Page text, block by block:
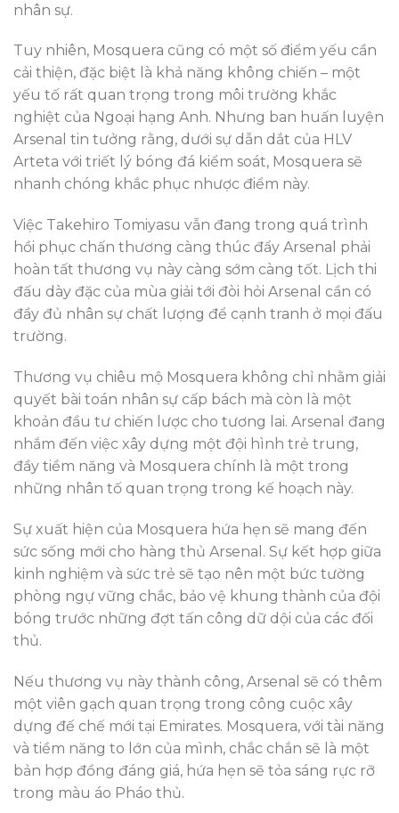
nhân sự.
Tuy nhiên, Mosquera cũng có một số điểm yếu cần
cải thiện, đặc biệt là khả năng không chiến – một
yếu tố rất quan trọng trong môi trường khắc
nghiệt của Ngoại hạng Anh. Nhưng ban huấn luyện
Arsenal tin tưởng rằng, dưới sự dẫn dắt của HLV
Arteta với triết lý bóng đá kiểm soát, Mosquera sẽ
nhanh chóng khắc phục nhược điểm này.
Việc Takehiro Tomiyasu vẫn đang trong quá trình
hồi phục chấn thương càng thúc đẩy Arsenal phải
hoàn tất thương vụ này càng sớm càng tốt. Lịch thi
đấu dày đặc của mùa giải tới đòi hỏi Arsenal cần có
đầy đủ nhân sự chất lượng để cạnh tranh ở mọi đấu
trường.
Thương vụ chiêu mộ Mosquera không chỉ nhằm giải
quyết bài toán nhân sự cấp bách mà còn là một
khoản đầu tư chiến lược cho tương lai. Arsenal đang
nhắm đến việc xây dựng một đội hình trẻ trung,
đầy tiềm năng và Mosquera chính là một trong
những nhân tố quan trọng trong kế hoạch này.
Sự xuất hiện của Mosquera hứa hẹn sẽ mang đến
sức sống mới cho hàng thủ Arsenal. Sự kết hợp giữa
kinh nghiệm và sức trẻ sẽ tạo nên một bức tường
phòng ngự vững chắc, bảo vệ khung thành của đội
bóng trước những đợt tấn công dữ dội của các đối
thủ.
Nếu thương vụ này thành công, Arsenal sẽ có thêm
một viên gạch quan trọng trong công cuộc xây
dựng đế chế mới tại Emirates. Mosquera, với tài năng
và tiềm năng to lớn của mình, chắc chắn sẽ là một
bản hợp đồng đáng giá, hứa hẹn sẽ tỏa sáng rực rỡ
trong màu áo Pháo thủ.